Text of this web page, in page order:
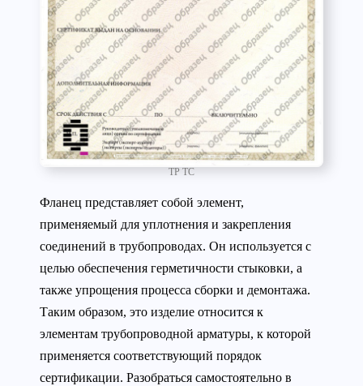
ТР ТС
Фланец представляет собой элемент,
применяемый для уплотнения и закрепления
соединений в трубопроводах. Он используется с
целью обеспечения герметичности стыковки, а
также упрощения процесса сборки и демонтажа.
Таким образом, это изделие относится к
элементам трубопроводной арматуры, к которой
применяется соответствующий порядок
сертификации. Разобраться самостоятельно в